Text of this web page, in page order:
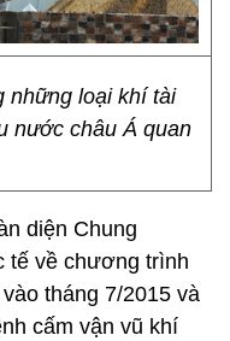
những loại khí tài
nước châu Á quan
diện Chung
tế về chương trình
tháng 7/2015 và
cấm vận vũ khí